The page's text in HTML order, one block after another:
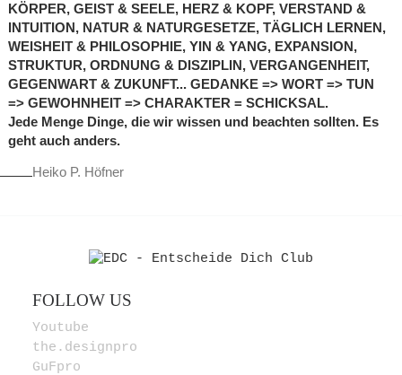
KÖRPER, GEIST & SEELE, HERZ & KOPF, VERSTAND &
INTUITION, NATUR & NATURGESETZE, TÄGLICH LERNEN,
WEISHEIT & PHILOSOPHIE, YIN & YANG, EXPANSION,
STRUKTUR, ORDNUNG & DISZIPLIN, VERGANGENHEIT,
GEGENWART & ZUKUNFT... GEDANKE => WORT => TUN
=> GEWOHNHEIT => CHARAKTER = SCHICKSAL.
Jede Menge Dinge, die wir wissen und beachten sollten. Es
geht auch anders.
Heiko P. Höfner
FOLLOW US
Youtube
the.designpro
GuFpro